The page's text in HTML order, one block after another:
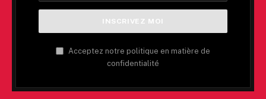
Acceptez notre politique en matière de
confidentialité